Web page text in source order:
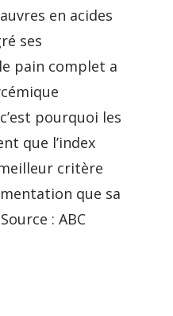
en acides
ses
pain complet a
pourquoi les
que l’index
critère
que sa
: ABC